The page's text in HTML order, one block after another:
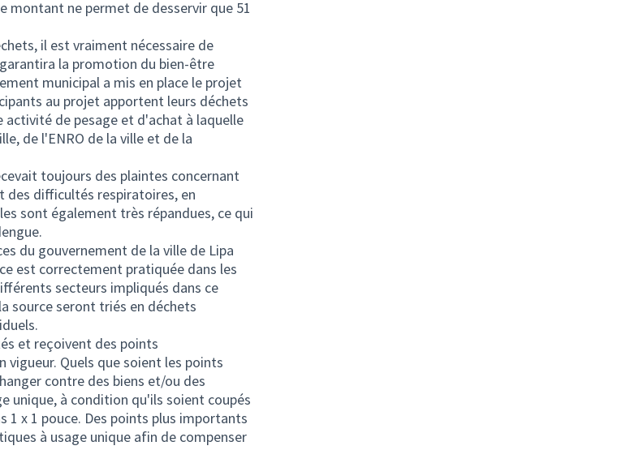
montant ne permet de desservir que 51
il est vraiment nécessaire de
la promotion du bien-être
municipal a mis en place le projet
au projet apportent leurs déchets
de pesage et d'achat à laquelle
de l'ENRO de la ville et de la
toujours des plaintes concernant
des difficultés respiratoires, en
sont également très répandues, ce qui
du gouvernement de la ville de Lipa
est correctement pratiquée dans les
secteurs impliqués dans ce
source seront triés en déchets
et reçoivent des points
vigueur. Quels que soient les points
contre des biens et/ou des
unique, à condition qu'ils soient coupés
1 x 1 pouce. Des points plus importants
à usage unique afin de compenser